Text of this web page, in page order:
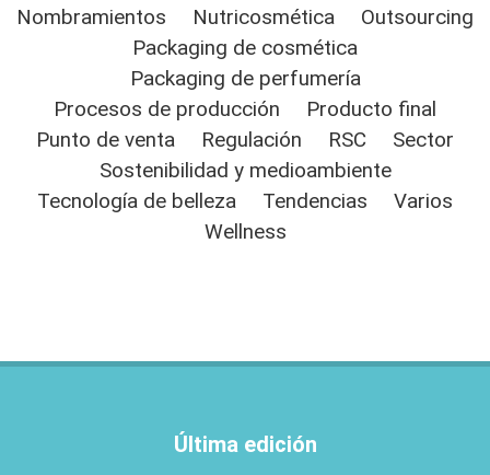
Nombramientos
Nutricosmética
Outsourcing
Packaging de cosmética
Packaging de perfumería
Procesos de producción
Producto final
Punto de venta
Regulación RSC
Sector
Sostenibilidad y medioambiente
Tecnología de belleza
Tendencias
Varios
Wellness
Última edición